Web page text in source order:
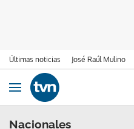
Últimas noticias José Raúl Mulino
Ir al contenido
Obrir navegació
Nacionales